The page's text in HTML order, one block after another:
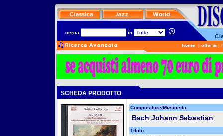
cerca in
home | offerte |
SCHEDA PRODOTTO
Compositore/Musicista
Bach Johann Sebastian
Titolo